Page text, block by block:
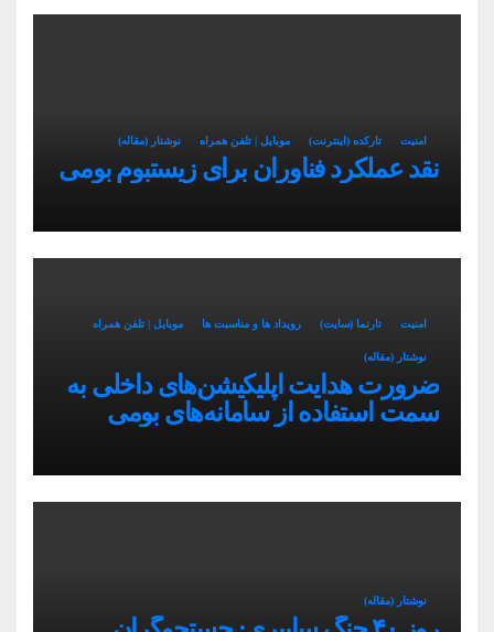
امنیت تارکده (اینترنت) موبایل | تلفن همراه نوشتار (مقاله)
نقد عملکرد فناوران برای زیستبوم بومی
امنیت تارنما (سایت) رویداد ها و مناسبت ها موبایل | تلفن همراه
نوشتار (مقاله)
ضرورت هدایت اپلیکیشن‌های داخلی به
سمت استفاده از سامانه‌های بومی
نوشتار (مقاله)